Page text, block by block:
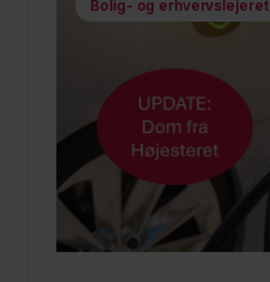
Bolig- og erhvervslejeret